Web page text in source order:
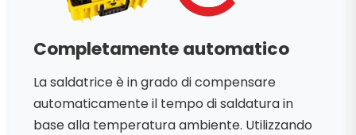
Completamente automatico
La saldatrice è in grado di compensare
automaticamente il tempo di saldatura in
base alla temperatura ambiente. Utilizzando